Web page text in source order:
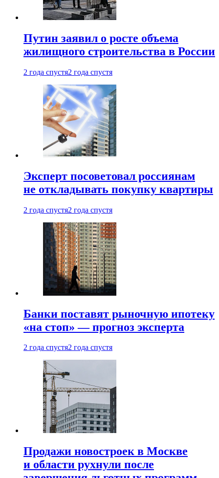
Путин заявил о росте объема
жилищного строительства в России
2 года спустя2 года спустя
Эксперт посоветовал россиянам
не откладывать покупку квартиры
2 года спустя2 года спустя
Банки поставят рыночную ипотеку
«на стоп» — прогноз эксперта
2 года спустя2 года спустя
Продажи новостроек в Москве
и области рухнули после